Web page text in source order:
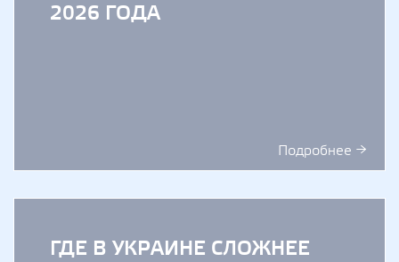
2026 ГОДА
Подробнее →
ГДЕ В УКРАИНЕ СЛОЖНЕЕ